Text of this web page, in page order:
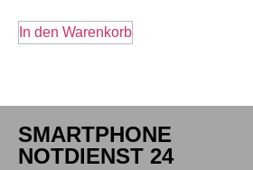
In den Warenkorb
SMARTPHONE
NOTDIENST 24